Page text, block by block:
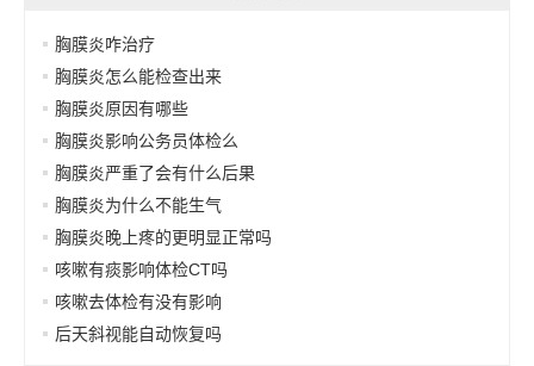
胸膜炎咋治疗
胸膜炎怎么能检查出来
胸膜炎原因有哪些
胸膜炎影响公务员体检么
胸膜炎严重了会有什么后果
胸膜炎为什么不能生气
胸膜炎晚上疼的更明显正常吗
咳嗽有痰影响体检CT吗
咳嗽去体检有没有影响
后天斜视能自动恢复吗